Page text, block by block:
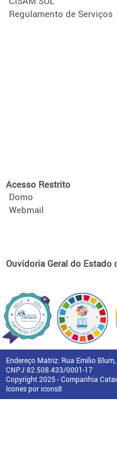
Regulamento de Serviços
Acesso Restrito
Domo
Webmail
Ouvidoria Geral do Estado
Endereço Matriz: Rua Emílio
CNPJ 82.508.433/0001-17
Copyright 2025 - Companhia
Icones por icons8